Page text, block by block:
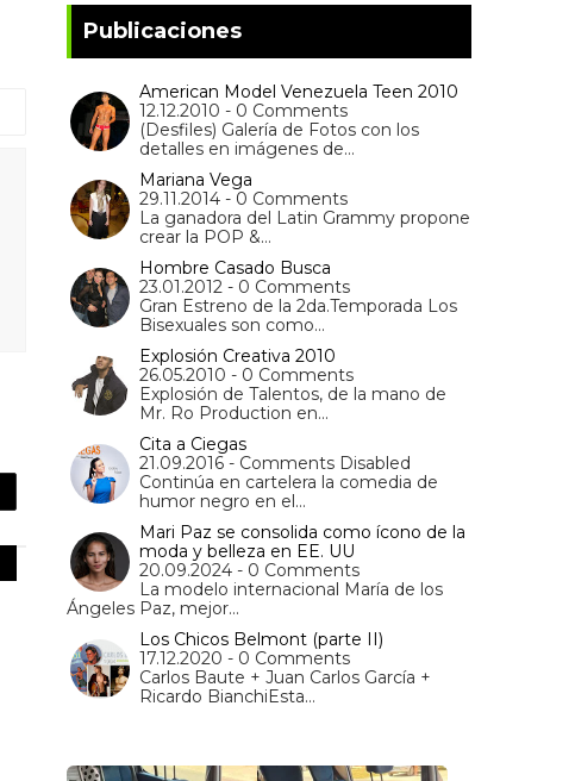
Publicaciones
American Model Venezuela Teen 2010
12.12.2010 - 0 Comments
(Desfiles) Galería de Fotos con los
detalles en imágenes de…
Mariana Vega
29.11.2014 - 0 Comments
La ganadora del Latin Grammy propone
crear la POP &…
Hombre Casado Busca
23.01.2012 - 0 Comments
Gran Estreno de la 2da.Temporada Los
Bisexuales son como…
Explosión Creativa 2010
26.05.2010 - 0 Comments
Explosión de Talentos, de la mano de
Mr. Ro Production en…
Cita a Ciegas
21.09.2016 - Comments Disabled
Continúa en cartelera la comedia de
humor negro en el…
Mari Paz se consolida como ícono de la
moda y belleza en EE. UU
20.09.2024 - 0 Comments
La modelo internacional María de los
Ángeles Paz, mejor…
Los Chicos Belmont (parte II)
17.12.2020 - 0 Comments
Carlos Baute + Juan Carlos García +
Ricardo BianchiEsta…